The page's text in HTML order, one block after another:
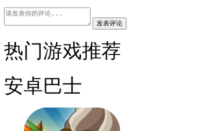
发表评论
热门游戏推荐
安卓巴士